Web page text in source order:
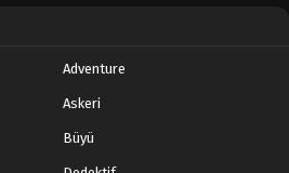
Adventure
Askeri
Büyü